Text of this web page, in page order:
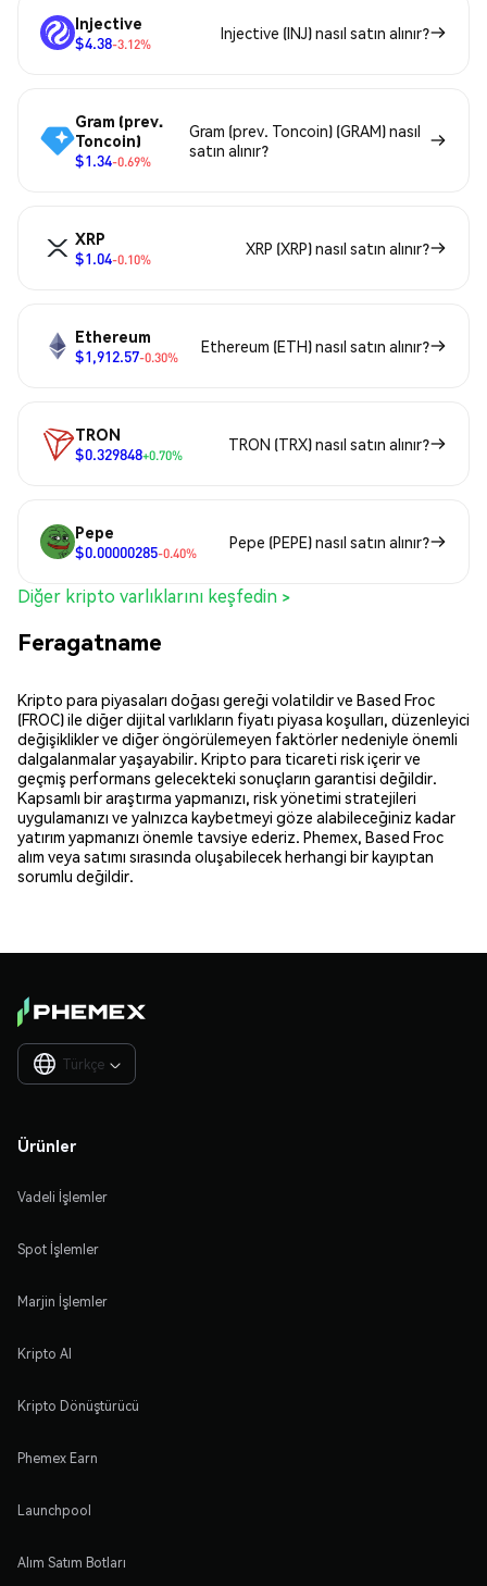
Injective
$4.38-3.12%
Injective (INJ) nasıl satın alınır?
Gram (prev.
Toncoin)
$1.34-0.69%
Gram (prev. Toncoin) (GRAM) nasıl
satın alınır?
XRP
$1.04-0.10%
XRP (XRP) nasıl satın alınır?
Ethereum
$1,912.57-0.30%
Ethereum (ETH) nasıl satın alınır?
TRON
$0.329848+0.70%
TRON (TRX) nasıl satın alınır?
Pepe
$0.00000285-0.40%
Pepe (PEPE) nasıl satın alınır?
Diğer kripto varlıklarını keşfedin >
Feragatname
Kripto para piyasaları doğası gereği volatildir ve Based Froc
(FROC) ile diğer dijital varlıkların fiyatı piyasa koşulları, düzenleyici
değişiklikler ve diğer öngörülemeyen faktörler nedeniyle önemli
dalgalanmalar yaşayabilir. Kripto para ticareti risk içerir ve
geçmiş performans gelecekteki sonuçların garantisi değildir.
Kapsamlı bir araştırma yapmanızı, risk yönetimi stratejileri
uygulamanızı ve yalnızca kaybetmeyi göze alabileceğiniz kadar
yatırım yapmanızı önemle tavsiye ederiz. Phemex, Based Froc
alım veya satımı sırasında oluşabilecek herhangi bir kayıptan
sorumlu değildir.
Türkçe 
Ürünler
Vadeli İşlemler
Spot İşlemler
Marjin İşlemler
Kripto Al
Kripto Dönüştürücü
Phemex Earn
Launchpool
Alım Satım Botları